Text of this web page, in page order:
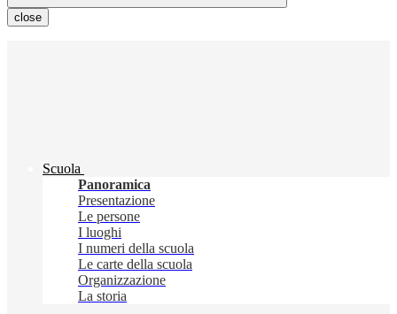
close
Scuola
Panoramica
Presentazione
Le persone
I luoghi
I numeri della scuola
Le carte della scuola
Organizzazione
La storia